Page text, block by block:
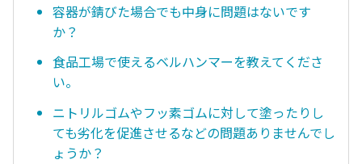
容器が錆びた場合でも中身に問題はないです
か？
食品工場で使えるベルハンマーを教えてくださ
い。
ニトリルゴムやフッ素ゴムに対して塗ったりし
ても劣化を促進させるなどの問題ありませんでし
ょうか？